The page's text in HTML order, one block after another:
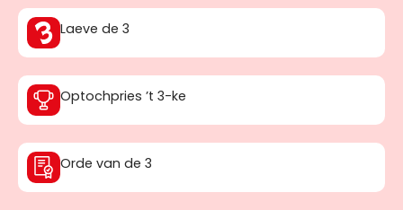
Laeve de 3
Optochpries ’t 3-ke
Orde van de 3